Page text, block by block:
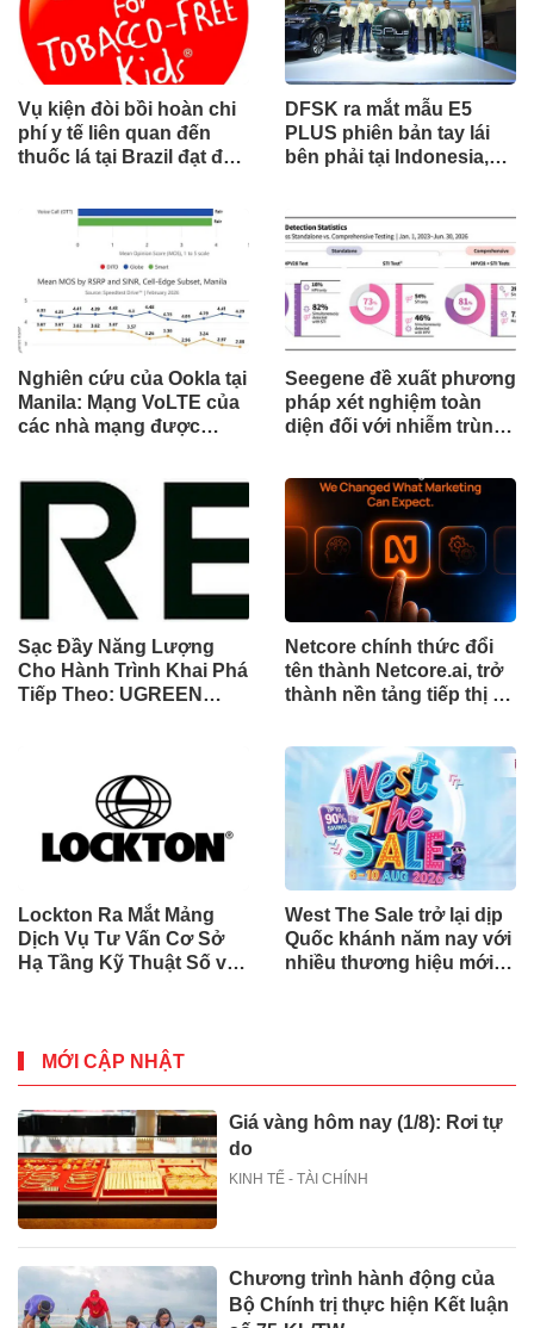
Vụ kiện đòi bồi hoàn chi
phí y tế liên quan đến
thuốc lá tại Brazil đạt đến
tòa án chuẩn bị ra phán
DFSK ra mắt mẫu E5
PLUS phiên bản tay lái
bên phải tại Indonesia,
toàn cầu
Nghiên cứu của Ookla tại
Manila: Mạng VoLTE của
các nhà mạng được
về chất lượng và độ tin
cậy của cuộc gọi thoại
Seegene đề xuất phương
pháp xét nghiệm toàn
diện đối với nhiễm trùng
qua Nghiên cứu lâm
sàng một triệu ca toàn
cầu (GMCS)
Sạc Đầy Năng Lượng
Cho Hành Trình Khai Phá
Tiếp Theo: UGREEN
Netcore chính thức đổi
tên thành Netcore.ai, trở
thành nền tảng tiếp thị tự
chia sẻ trách nhiệm tăng
trưởng khách hàng
Lockton Ra Mắt Mảng
Dịch Vụ Tư Vấn Cơ Sở
Hạ Tầng Kỹ Thuật Số và
West The Sale trở lại dịp
Quốc khánh năm nay với
nhiều thương hiệu mới,
MỚI CẬP NHẬT
Giá vàng hôm nay (1/8): Rơi tự
do
KINH TẾ - TÀI CHÍNH
Chương trình hành động của
Bộ Chính trị thực hiện Kết luận